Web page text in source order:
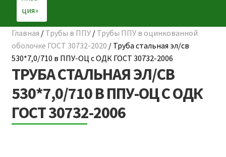
☰ КАТАЛОГ
ГЛАВНАЯ
О КОМПАНИИ
НАШИ ОБЪЕКТЫ
Главная / Трубы в ППУ/ Трубы ППУ в оцинкованной
оболочке ГОСТ 30732-2020 / Труба стальная эл/св
530*7,0/710 в ППУ-ОЦ с ОДК ГОСТ 30732-2006
ТРУБА СТАЛЬНАЯ ЭЛ/СВ
530*7,0/710 В ППУ-ОЦ С ОДК
ГОСТ 30732-2006